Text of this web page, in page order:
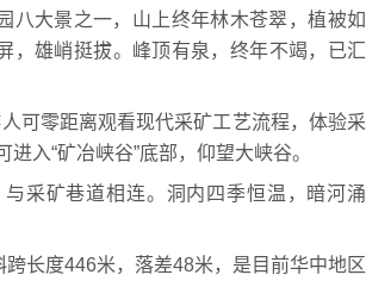
八大景之一，山上终年林木苍翠，植被如
，雄峭挺拔。峰顶有泉，终年不竭，已汇
零距离观看现代采矿工艺流程，体验采
入“矿冶峡谷”底部，仰望大峡谷。
采矿巷道相连。洞内四季恒温，暗河涌
长度446米，落差48米，是目前华中地区